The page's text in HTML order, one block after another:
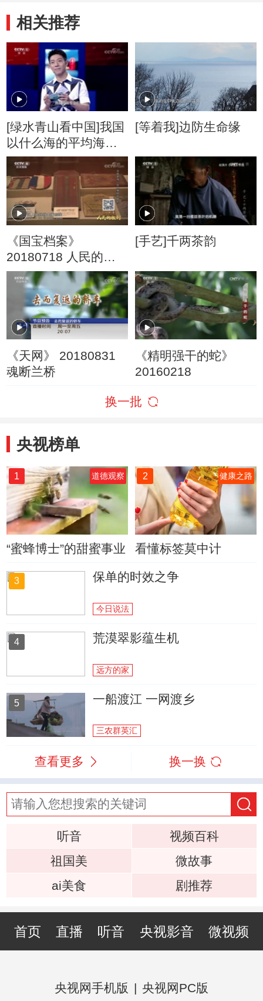
相关推荐
[绿水青山看中国]我国
以什么海的平均海平
面作为零海拔？
[等着我]边防生命缘
《国宝档案》
20180718 人民的胜
利·决战淮海——百姓
争相去参军
[手艺]千两茶韵
《天网》 20180831
魂断兰桥
《精明强干的蛇》
20160218
换一批
央视榜单
1 道德观察
“蜜蜂博士”的甜蜜事业
2 健康之路
看懂标签莫中计
3 保单的时效之争
今日说法
4 荒漠翠影蕴生机
远方的家
5 一船渡江 一网渡乡
三农群英汇
查看更多 换一换
听音
视频百科
祖国美
微故事
ai美食
剧推荐
首页 直播 听音 央视影音 微视频
央视网手机版 | 央视网PC版